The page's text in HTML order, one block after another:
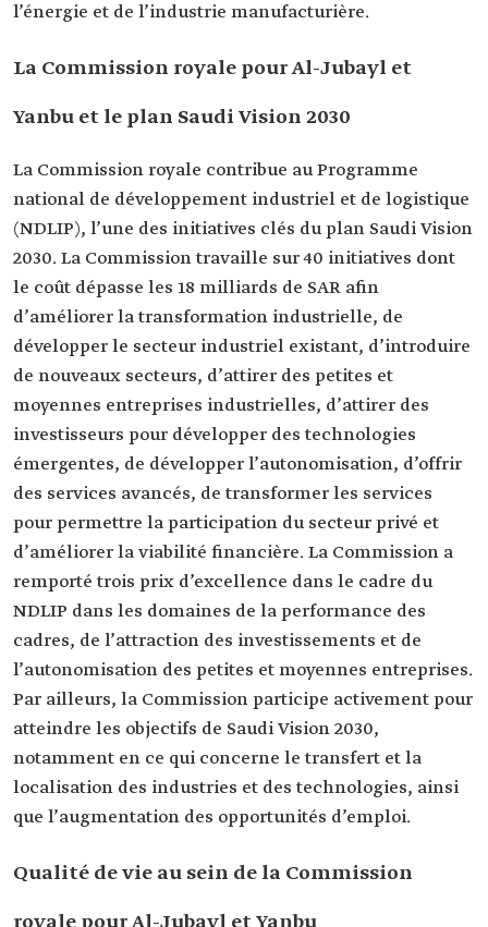
l’énergie et de l’industrie manufacturière.
La Commission royale pour Al-Jubayl et
Yanbu et le plan Saudi Vision 2030
La Commission royale contribue au Programme
national de développement industriel et de logistique
(NDLIP), l’une des initiatives clés du plan Saudi Vision
2030. La Commission travaille sur 40 initiatives dont
le coût dépasse les 18 milliards de SAR afin
d’améliorer la transformation industrielle, de
développer le secteur industriel existant, d’introduire
de nouveaux secteurs, d’attirer des petites et
moyennes entreprises industrielles, d’attirer des
investisseurs pour développer des technologies
émergentes, de développer l’autonomisation, d’offrir
des services avancés, de transformer les services
pour permettre la participation du secteur privé et
d’améliorer la viabilité financière. La Commission a
remporté trois prix d’excellence dans le cadre du
NDLIP dans les domaines de la performance des
cadres, de l’attraction des investissements et de
l’autonomisation des petites et moyennes entreprises.
Par ailleurs, la Commission participe activement pour
atteindre les objectifs de Saudi Vision 2030,
notamment en ce qui concerne le transfert et la
localisation des industries et des technologies, ainsi
que l’augmentation des opportunités d’emploi.
Qualité de vie au sein de la Commission